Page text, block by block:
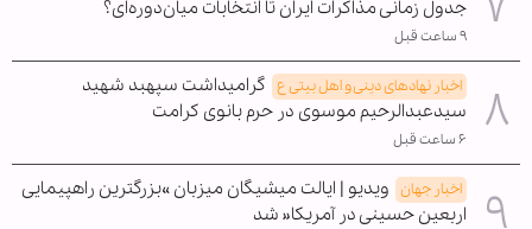
جدول زمانی مذاکرات ایران تا انتخابات میان‌دوره‌ای؟
۹ ساعت قبل
اخبار نهادهای دینی و اهل بیتی ع گرامیداشت سپهبد شهید
سیدعبدالرحیم موسوی در حرم بانوی کرامت
۶ ساعت قبل
اخبار جهان ویدیو | ایالت میشیگان میزبان »بزرگترین راهپیمایی
اربعین حسینی در آمریکا« شد